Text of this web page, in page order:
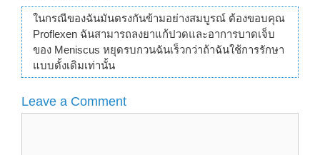
ในกรณีของฉันมันตรงกันข้ามอย่างสมบูรณ์ ต้องขอบคุณ
Proflexen ฉันสามารถลงยาแก้ปวดและอาการบาดเจ็บ
ของ Meniscus หยุดรบกวนฉันเร็วกว่าถ้าฉันใช้การรักษา
แบบดั้งเดิมเท่านั้น
Leave a Comment